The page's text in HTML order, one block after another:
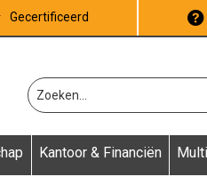
Gecertificeerd
Kantoor & Financiën